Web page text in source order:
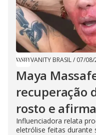
VANITY BRASIL/ 07/
Maya
recuperação
rosto e
Influenciadora relata
eletrólise feitas durante